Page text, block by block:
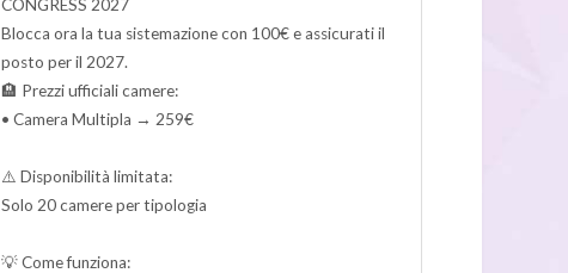
CONGRESS 2027
Blocca ora la tua sistemazione con 100€ e assicurati il
posto per il 2027.
🏨 Prezzi ufficiali camere:
• Camera Multipla → 259€
⚠️ Disponibilità limitata:
Solo 20 camere per tipologia
💡 Come funziona: